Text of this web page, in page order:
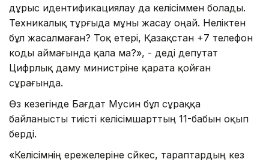
дұрыс идентификациялау да келісіммен болады.
Техникалық тұрғыда мұны жасау оңай. Неліктен
бұл жасалмаған? Тоқ етері, Қазақстан +7 телефон
коды аймағында қала ма?», - деді депутат
Цифрлық даму министріне қарата қойған
сұрағында.
Өз кезегінде Бағдат Мусин бұл сұраққа
байланысты тиісті келісімшарттың 11-бабын оқып
берді.
«Келісімнің ережелеріне сәйкес, тараптардың кез